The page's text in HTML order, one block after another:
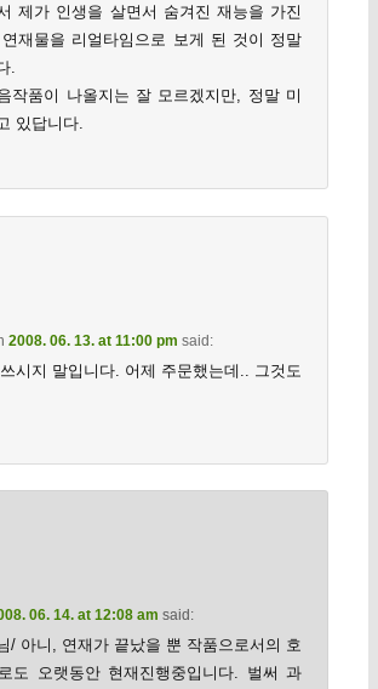
제가 인생을 살면서 숨겨진 재능을 가진
재물을 리얼타임으로 보게 된 것이 정말
.
작품이 나올지는 잘 모르겠지만, 정말 미
있답니다.
2008. 06. 13. at 11:00 pm said:
시지 말입니다. 어제 주문했는데.. 그것도
06. 14. at 12:08 am said:
/ 아니, 연재가 끝났을 뿐 작품으로서의 호
도 오랫동안 현재진행중입니다. 벌써 과